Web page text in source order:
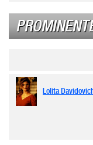
Lolita